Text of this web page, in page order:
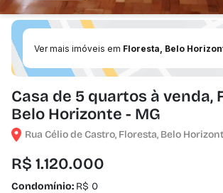
Ver mais imóveis em Floresta, Belo
Casa de 5 quartos à venda,
Belo Horizonte - MG
Rua Célio de Castro, Floresta, Belo
R$ 1.120.000
Condomínio: R$ 0